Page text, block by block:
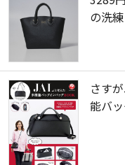
の洗
さす
能バ